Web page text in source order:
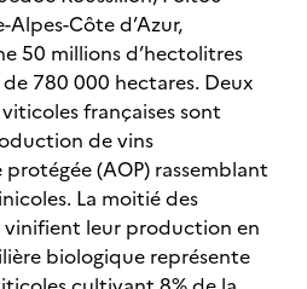
Côte d’Azur,
50 millions d’hectolitres
780 000 hectares. Deux
françaises sont
de vins
(AOP) rassemblant
La moitié des
vinifient leur production en
biologique représente